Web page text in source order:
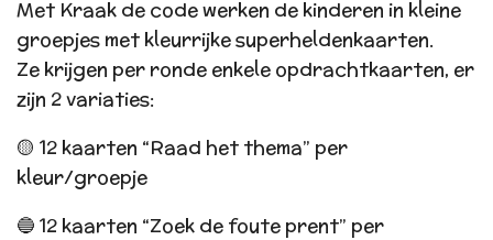
Met Kraak de code werken de kinderen in kleine
groepjes met kleurrijke superheldenkaarten.
Ze krijgen per ronde enkele opdrachtkaarten, er
zijn 2 variaties:
🟡 12 kaarten “Raad het thema” per
kleur/groepje
🔵 12 kaarten “Zoek de foute prent” per